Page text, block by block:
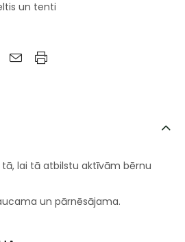
un tenti
lai tā atbilstu aktīvām bērnu
un pārnēsājama.